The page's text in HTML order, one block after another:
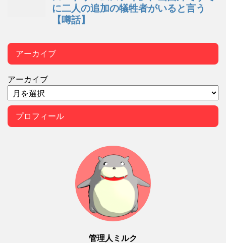
アーカイブ
アーカイブ
プロフィール
管理人ミルク